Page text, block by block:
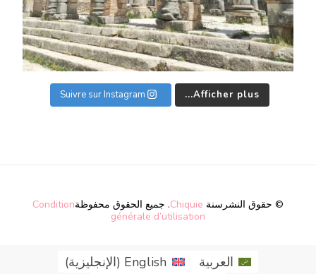
Afficher plus...
Suivre sur Instagram
© حقوق النشرسنة Chiquie. جميع الحقوق محفوظةCondition
générale d’utilisation
العربية English
(الإنجليزية)